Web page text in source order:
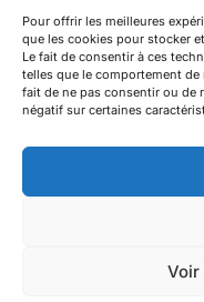
Pour offrir les meilleures
que les cookies pour stocker
Le fait de consentir à ces
telles que le comportement
fait de ne pas consentir ou de
négatif sur certaines
Voir
Tous droits réservés.